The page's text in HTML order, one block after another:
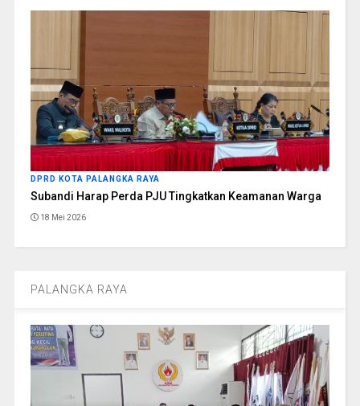
DPRD KOTA PALANGKA RAYA
Subandi Harap Perda PJU Tingkatkan Keamanan Warga
18 Mei 2026
PALANGKA RAYA